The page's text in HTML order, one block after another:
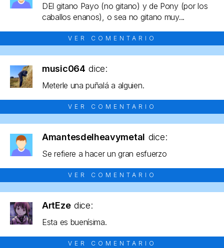
DEl gitano Payo (no gitano) y de Pony (por los
caballos enanos), o sea no gitano muy...
VER COMENTARIO
music064 dice:
Meterle una puñalá a alguien.
VER COMENTARIO
Amantesdelheavymetal dice:
Se refiere a hacer un gran esfuerzo
VER COMENTARIO
ArtEze dice:
Esta es buenísima.
VER COMENTARIO